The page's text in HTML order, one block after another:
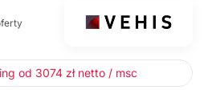
od 3074 zł netto / msc